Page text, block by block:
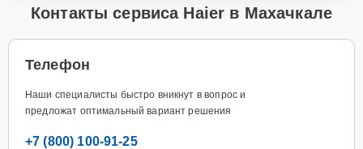
Контакты сервиса Haier в Махачкале
Телефон
Наши специалисты быстро вникнут в вопрос и
предложат оптимальный вариант решения
+7 (800) 100-91-25